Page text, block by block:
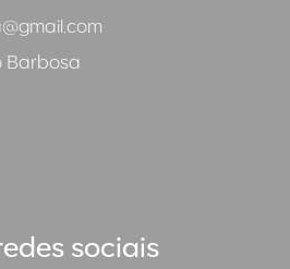
Barbosa
sociais